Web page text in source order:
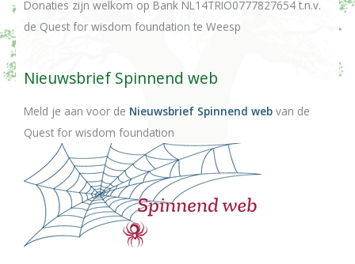
Donaties zijn welkom op Bank NL14TRIO0777827654 t.n.v.
de Quest for wisdom foundation te Weesp
Nieuwsbrief Spinnend web
Meld je aan voor de Nieuwsbrief Spinnend web van de
Quest for wisdom foundation